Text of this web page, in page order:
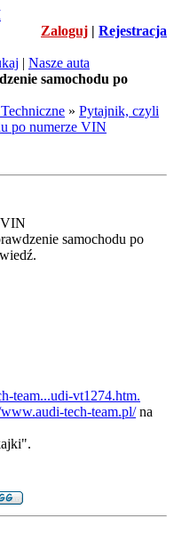
Zaloguj | Rejestracja
| Nasze auta
samochodu po
» Pytajnik, czyli
po numerze VIN
VIN
samochodu po
team...udi-vt1274.htm.
tech-team.pl/na